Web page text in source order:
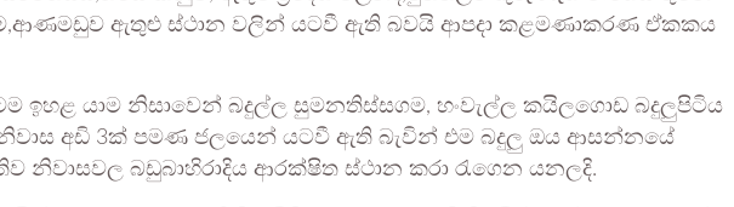
ඇතුළු ස්ථාන වලින් යටවී ඇති බවයි ආපදා කළමණාකරණ ඒකකය
ඉහළ යාම නිසාවෙන් බදුල්ල සුමනතිස්සගම, හංවැල්ල කයිලගොඩ බදුලුපිටිය
නිවාස අඩි 3ක් පමණ ජලයෙන් යටවී ඇති බැවින් එම බදුලු ඔය ආසන්නයේ
නිවාසවල බඩුබාහිරාදිය ආරක්ෂිත ස්ථාන කරා රැගෙන යනලදි.